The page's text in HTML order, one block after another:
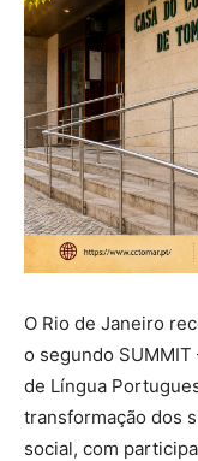
O Rio de Janeiro
o segundo
de Língua
transformação dos
social, com